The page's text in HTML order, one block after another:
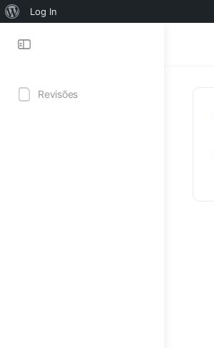
Sobre
Log In
Revisões